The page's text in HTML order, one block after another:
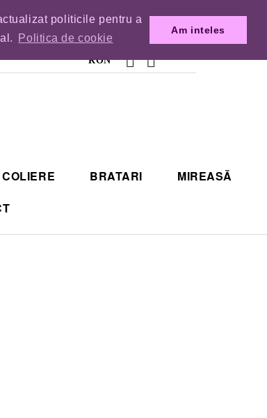
politicile pentru a
Politica de cookie
Am inteles
TIMP.
RON
COLIERE BRATARI
MIREASĂ